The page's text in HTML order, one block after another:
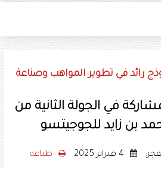
رائد في تطوير المواهب وصناعة
في الجولة الثانية من
بن زايد للجوجيتسو
طباعه